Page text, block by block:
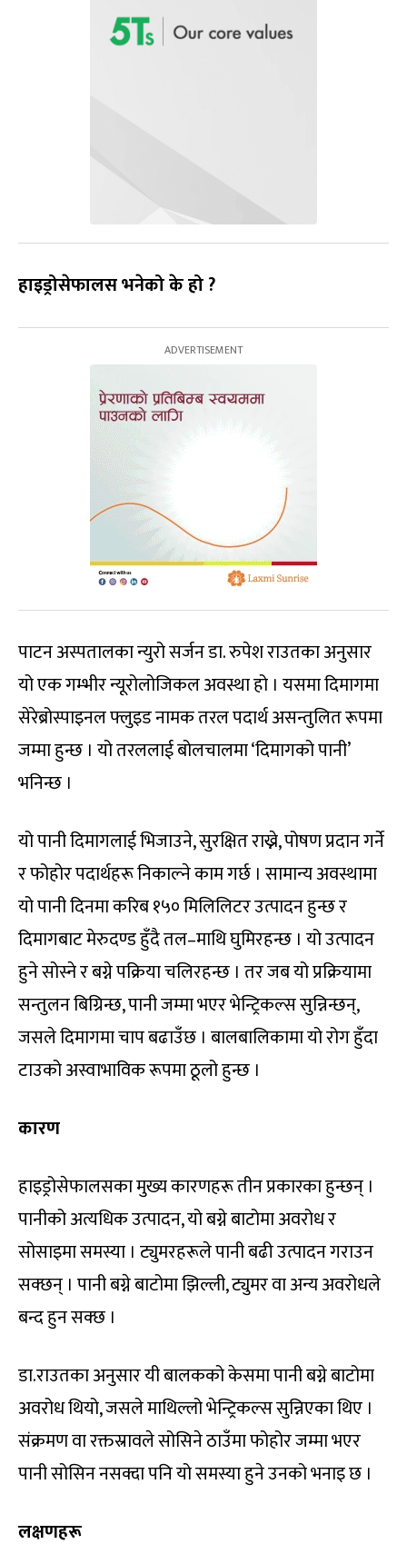
हाइड्रोसेफालस भनेको के हो ?
पाटन अस्पतालका न्युरो सर्जन डा. रुपेश राउतका अनुसार
यो एक गम्भीर न्यूरोलोजिकल अवस्था हो । यसमा दिमागमा
सेरेब्रोस्पाइनल फ्लुइड नामक तरल पदार्थ असन्तुलित रूपमा
जम्मा हुन्छ । यो तरललाई बोलचालमा ‘दिमागको पानी’
भनिन्छ ।
यो पानी दिमागलाई भिजाउने, सुरक्षित राख्ने, पोषण प्रदान गर्ने
र फोहोर पदार्थहरू निकाल्ने काम गर्छ । सामान्य अवस्थामा
यो पानी दिनमा करिब १५० मिलिलिटर उत्पादन हुन्छ र
दिमागबाट मेरुदण्ड हुँदै तल–माथि घुमिरहन्छ । यो उत्पादन
हुने सोस्ने र बग्ने पक्रिया चलिरहन्छ । तर जब यो प्रक्रियामा
सन्तुलन बिग्रिन्छ, पानी जम्मा भएर भेन्ट्रिकल्स सुन्निन्छन्,
जसले दिमागमा चाप बढाउँछ । बालबालिकामा यो रोग हुँदा
टाउको अस्वाभाविक रूपमा ठूलो हुन्छ ।
कारण
हाइड्रोसेफालसका मुख्य कारणहरू तीन प्रकारका हुन्छन् ।
पानीको अत्यधिक उत्पादन, यो बग्ने बाटोमा अवरोध र
सोसाइमा समस्या । ट्युमरहरूले पानी बढी उत्पादन गराउन
सक्छन् । पानी बग्ने बाटोमा झिल्ली, ट्युमर वा अन्य अवरोधले
बन्द हुन सक्छ ।
डा.राउतका अनुसार यी बालकको केसमा पानी बग्ने बाटोमा
अवरोध थियो, जसले माथिल्लो भेन्ट्रिकल्स सुन्निएका थिए ।
संक्रमण वा रक्तस्रावले सोसिने ठाउँमा फोहोर जम्मा भएर
पानी सोसिन नसक्दा पनि यो समस्या हुने उनको भनाइ छ ।
लक्षणहरू